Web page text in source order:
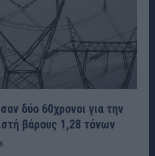
δύο 60χρονοι για την
βάρους 1,28 τόνων